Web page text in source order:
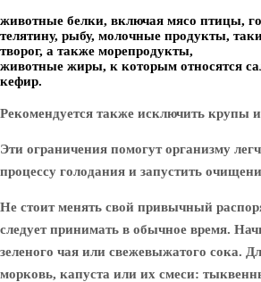
животные белки, включая мясо птицы,
телятину, рыбу, молочные продукты,
творог, а также морепродукты,
животные жиры, к которым относятся
кефир.
Рекомендуется также исключить крупы
Эти ограничения помогут организму
процессу голодания и запустить
Не стоит менять свой привычный
следует принимать в обычное время.
зеленого чая или свежевыжатого сока.
морковь, капуста или их смеси: